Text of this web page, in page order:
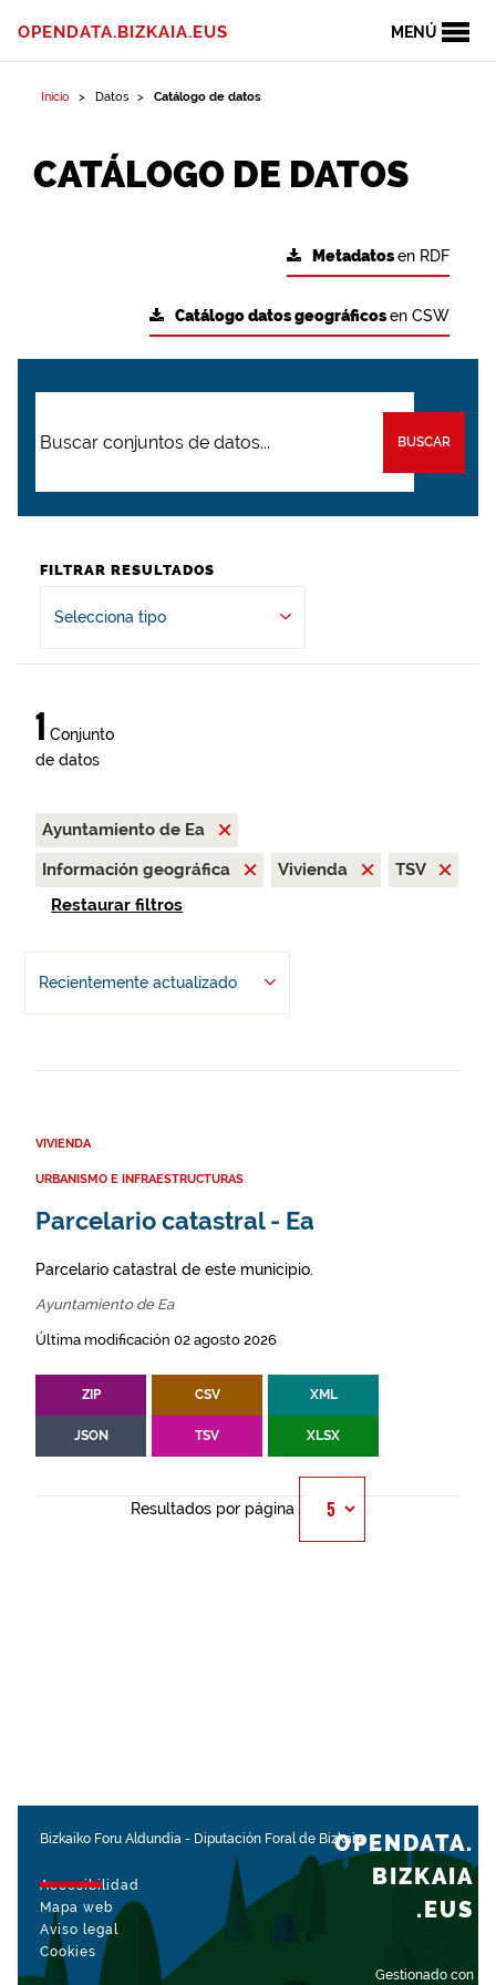
MENÚ
OPENDATA.BIZKAIA.EUS
Inicio Datos Catálogo de datos
CATÁLOGO DE DATOS
Metadatosen RDF
Catálogo datos geográficosen CSW
BUSCAR
FILTRAR RESULTADOS
Selecciona tipo
1 Conjunto
de datos
Ayuntamiento de Ea
Información geográfica
Vivienda
TSV
Restaurar filtros
Recientemente actualizado
VIVIENDA
URBANISMO E INFRAESTRUCTURAS
Parcelario catastral - Ea
Parcelario catastral de este municipio.
Ayuntamiento de Ea
Última modificación 02 agosto 2026
ZIP CSV XML
JSON TSV XLSX
Resultados por página
Bizkaiko Foru Aldundia - Diputación Foral de Bizkaia
Accesibilidad
Mapa web
Aviso legal
Cookies
Gestionado con
OPENDATA.
BIZKAIA
.EUS